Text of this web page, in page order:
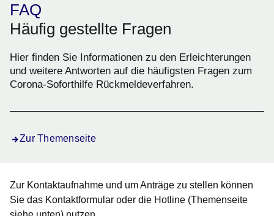
FAQ
Häufig gestellte Fragen
Hier finden Sie Informationen zu den Erleichterungen
und weitere Antworten auf die häufigsten Fragen zum
Corona-Soforthilfe Rückmeldeverfahren.
Zur Themenseite
Zur Kontaktaufnahme und um Anträge zu stellen können
Sie das Kontaktformular oder die Hotline (Themenseite